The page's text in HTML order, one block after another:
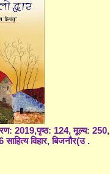
2019,पृष्ठ: 124, मूल्य: 250,
विहार, बिजनौर(उ .